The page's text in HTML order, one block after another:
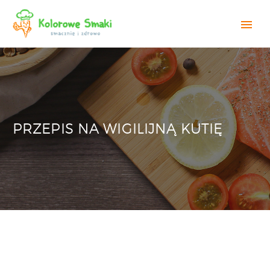
PRZEPIS NA WIGILIJNĄ KUTIĘ